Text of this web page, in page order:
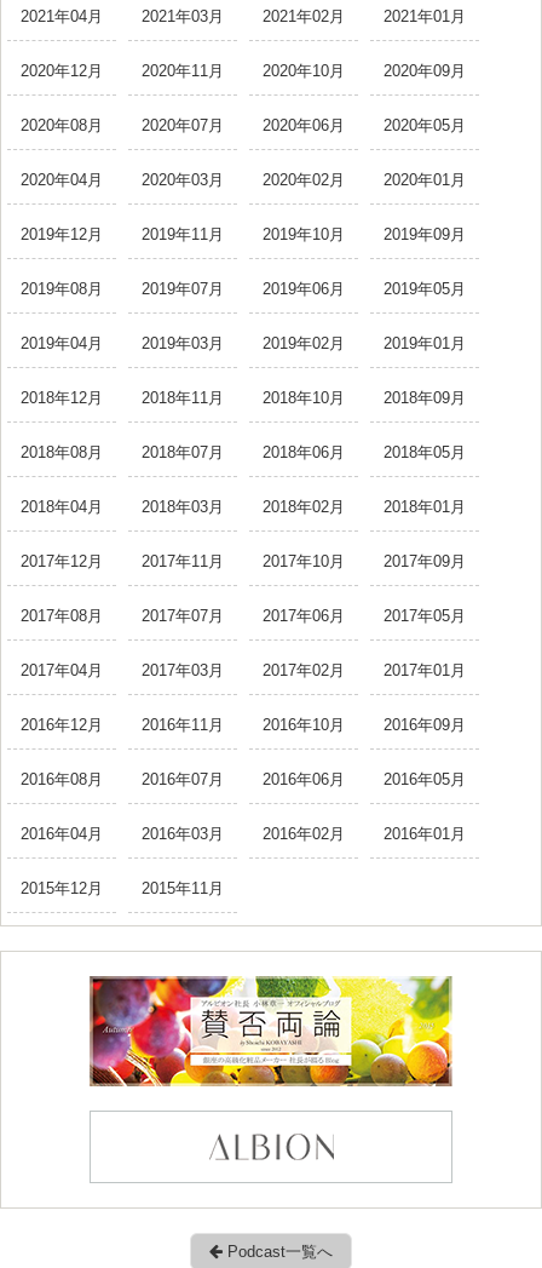
2021年04月 2021年03月 2021年02月 2021年01月
2020年12月 2020年11月 2020年10月 2020年09月
2020年08月 2020年07月 2020年06月 2020年05月
2020年04月 2020年03月 2020年02月 2020年01月
2019年12月 2019年11月 2019年10月 2019年09月
2019年08月 2019年07月 2019年06月 2019年05月
2019年04月 2019年03月 2019年02月 2019年01月
2018年12月 2018年11月 2018年10月 2018年09月
2018年08月 2018年07月 2018年06月 2018年05月
2018年04月 2018年03月 2018年02月 2018年01月
2017年12月 2017年11月 2017年10月 2017年09月
2017年08月 2017年07月 2017年06月 2017年05月
2017年04月 2017年03月 2017年02月 2017年01月
2016年12月 2016年11月 2016年10月 2016年09月
2016年08月 2016年07月 2016年06月 2016年05月
2016年04月 2016年03月 2016年02月 2016年01月
2015年12月 2015年11月
Podcast一覧へ